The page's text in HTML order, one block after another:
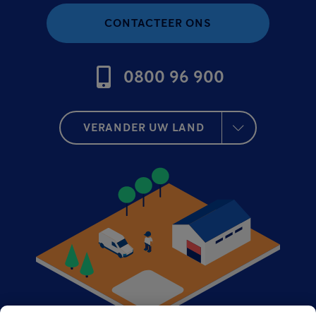
CONTACTEER ONS
0800 96 900
VERANDER UW LAND